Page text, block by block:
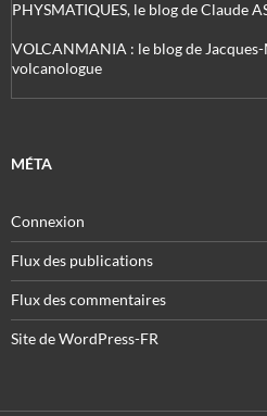
PHYSMATIQUES, le blog de Claude
VOLCANMANIA : le blog de
volcanologue
MÉTA
Connexion
Flux des publications
Flux des commentaires
Site de WordPress-FR